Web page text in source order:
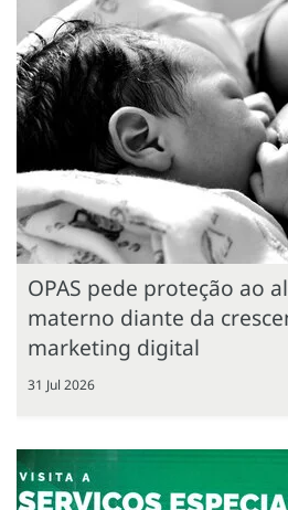
OPAS pede proteção ao
materno diante da
marketing digital
31 Jul 2026